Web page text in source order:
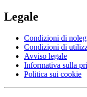
Legale
Condizioni di
Condizioni di
Avviso legale
Informativa sulla
Politica sui cookie